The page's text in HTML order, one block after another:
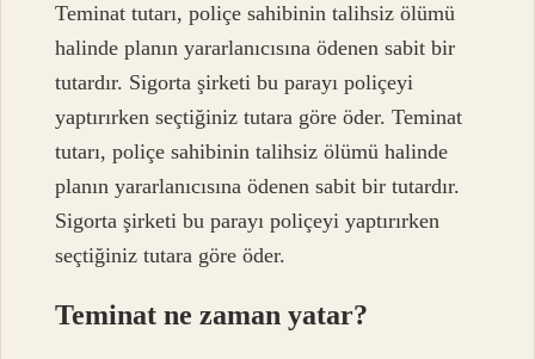
Teminat tutarı, poliçe sahibinin talihsiz ölümü
halinde planın yararlanıcısına ödenen sabit bir
tutardır. Sigorta şirketi bu parayı poliçeyi
yaptırırken seçtiğiniz tutara göre öder. Teminat
tutarı, poliçe sahibinin talihsiz ölümü halinde
planın yararlanıcısına ödenen sabit bir tutardır.
Sigorta şirketi bu parayı poliçeyi yaptırırken
seçtiğiniz tutara göre öder.
Teminat ne zaman yatar?